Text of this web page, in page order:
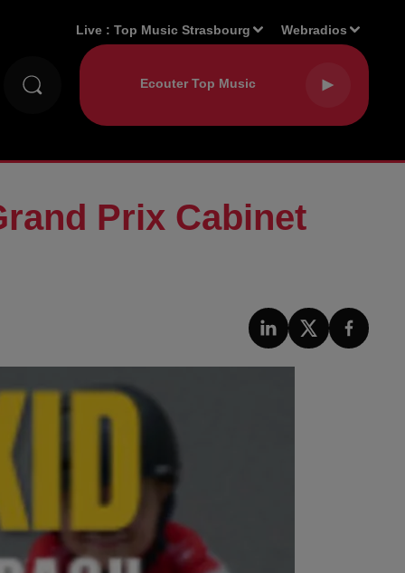
Live :Top Music Strasbourg Webradios
Prix Cabinet